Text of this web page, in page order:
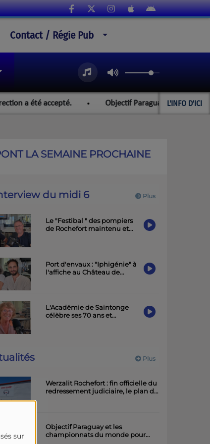
sur
Contact / Régie Pub
L'INFO D'ICI
accepté. Objectif Paraguay et les
LA SEMAINE PROCHAINE
Plus
du midi 6
Le "Festibal " des pompiers
de Rochefort maintenu et
Port d'envaux : "Iphigénie" à
l'affiche au Château de
L'Académie de Saintonge
célèbre ses 70 ans et
Plus
Werzalit Rochefort : fin officielle du
redressement judiciaire, le plan de
Objectif Paraguay et les
championnats du monde pour